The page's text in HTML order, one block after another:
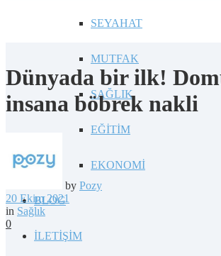
SEYAHAT
MUTFAK
SAĞLIK
EĞİTİM
EKONOMİ
BLOG
İLETİŞİM
Dünyada bir ilk!
insana böbrek nakli
by Pozy
20 Ekim 2021
in Sağlık
0